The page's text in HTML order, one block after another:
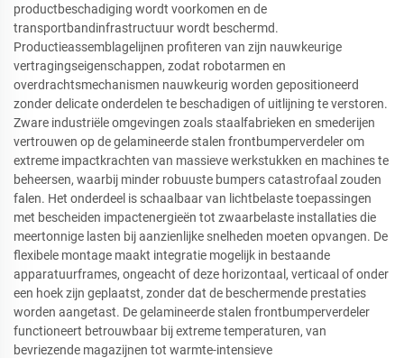
productbeschadiging wordt voorkomen en de
transportbandinfrastructuur wordt beschermd.
Productieassemblagelijnen profiteren van zijn nauwkeurige
vertragingseigenschappen, zodat robotarmen en
overdrachtsmechanismen nauwkeurig worden gepositioneerd
zonder delicate onderdelen te beschadigen of uitlijning te verstoren.
Zware industriële omgevingen zoals staalfabrieken en smederijen
vertrouwen op de gelamineerde stalen frontbumperverdeler om
extreme impactkrachten van massieve werkstukken en machines te
beheersen, waarbij minder robuuste bumpers catastrofaal zouden
falen. Het onderdeel is schaalbaar van lichtbelaste toepassingen
met bescheiden impactenergieën tot zwaarbelaste installaties die
meertonnige lasten bij aanzienlijke snelheden moeten opvangen. De
flexibele montage maakt integratie mogelijk in bestaande
apparatuurframes, ongeacht of deze horizontaal, verticaal of onder
een hoek zijn geplaatst, zonder dat de beschermende prestaties
worden aangetast. De gelamineerde stalen frontbumperverdeler
functioneert betrouwbaar bij extreme temperaturen, van
bevriezende magazijnen tot warmte-intensieve